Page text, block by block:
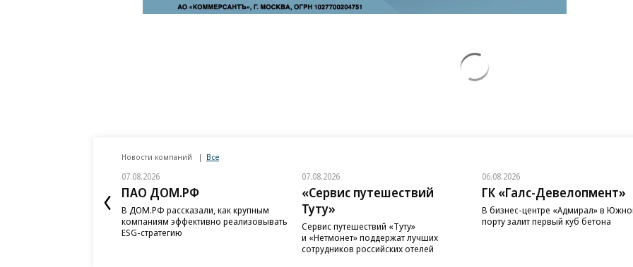
Новости компаний Все
07.08.2026
ПАО ДОМ.РФ
В ДОМ.РФ рассказали, как крупным
компаниям эффективно реализовывать
ESG-стратегию
07.08.2026
«Сервис путешествий
Туту»
Сервис путешествий «Туту»
и «Нетмонет» поддержат лучших
сотрудников российских отелей
06.08.2026
ГК «Галс-Девелопмент»
В бизнес-центре «Адмирал» в
порту залит первый куб бетона